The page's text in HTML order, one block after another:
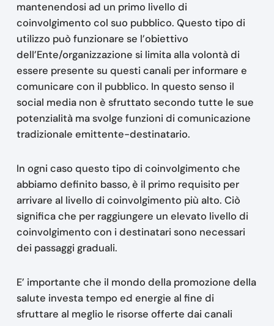
mantenendosi ad un primo livello di
coinvolgimento col suo pubblico. Questo tipo di
utilizzo può funzionare se l’obiettivo
dell’Ente/organizzazione si limita alla volontà di
essere presente su questi canali per informare e
comunicare con il pubblico. In questo senso il
social media non è sfruttato secondo tutte le sue
potenzialità ma svolge funzioni di comunicazione
tradizionale emittente-destinatario.
In ogni caso questo tipo di coinvolgimento che
abbiamo definito basso, è il primo requisito per
arrivare al livello di coinvolgimento più alto. Ciò
significa che per raggiungere un elevato livello di
coinvolgimento con i destinatari sono necessari
dei passaggi graduali.
E’ importante che il mondo della promozione della
salute investa tempo ed energie al fine di
sfruttare al meglio le risorse offerte dai canali